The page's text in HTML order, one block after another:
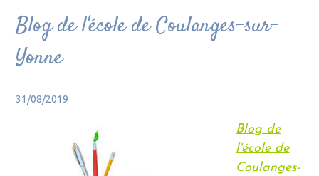
Blog de l'école de Coulanges-sur-
Yonne
31/08/2019
Blog de
l'école de
Coulanges-